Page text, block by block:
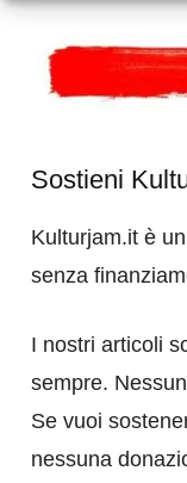
Sostieni
Kulturjam.it è
senza
I nostri articoli
sempre.
Se vuoi
nessuna